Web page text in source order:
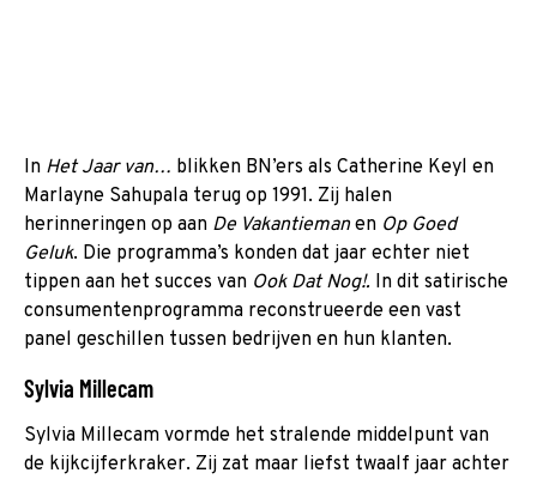
In Het Jaar van… blikken BN’ers als Catherine Keyl en
Marlayne Sahupala terug op 1991. Zij halen
herinneringen op aan De Vakantiemanen Op Goed
Geluk. Die programma’s konden dat jaar echter niet
tippen aan het succes van Ook Dat Nog!. In dit satirische
consumentenprogramma reconstrueerde een vast
panel geschillen tussen bedrijven en hun klanten.
Sylvia Millecam
Sylvia Millecam vormde het stralende middelpunt van
de kijkcijferkraker. Zij zat maar liefst twaalf jaar achter